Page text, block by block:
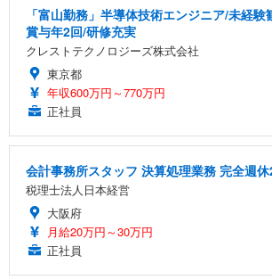
「富山勤務」半導体技術エンジニア/未経
賞与年2回/研修充実
クレストテクノロジーズ株式会社
東京都
年収600万円～770万円
正社員
会計事務所スタッフ 決算処理業務 完全週
税理士法人日本経営
大阪府
月給20万円～30万円
正社員